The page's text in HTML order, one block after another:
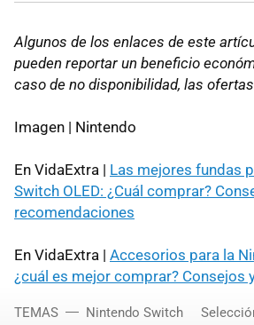
Algunos de los enlaces de este
pueden reportar un beneficio
caso de no disponibilidad, las
Imagen | Nintendo
En VidaExtra | Las mejores fundas
Switch OLED: ¿Cuál comprar?
recomendaciones
En VidaExtra | Accesorios para la
¿cuál es mejor comprar? Consejos
TEMAS Nintendo Switch